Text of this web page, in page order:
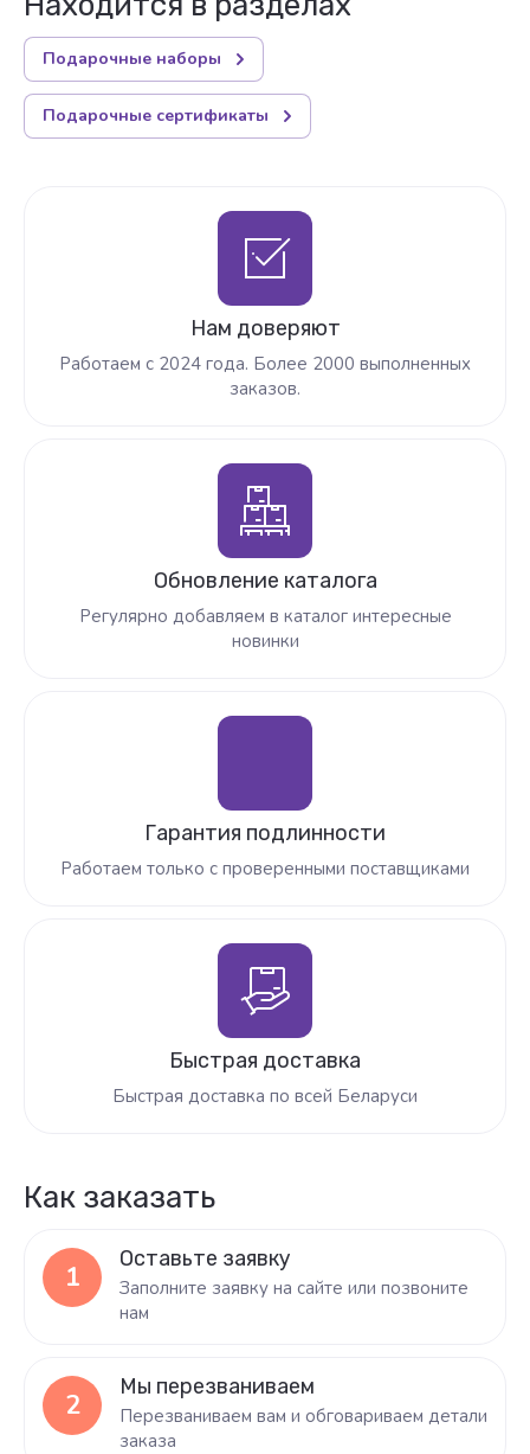
Подарочные наборы
Подарочные сертификаты
Нам доверяют
Работаем с 2024 года. Более 2000 выполненных
заказов.
Обновление каталога
Регулярно добавляем в каталог интересные
новинки
Гарантия подлинности
Работаем только с проверенными поставщиками
Быстрая доставка
Быстрая доставка по всей Беларуси
Как заказать
1
Оставьте заявку
Заполните заявку на сайте или позвоните
нам
2
Мы перезваниваем
Перезваниваем вам и обговариваем детали
заказа